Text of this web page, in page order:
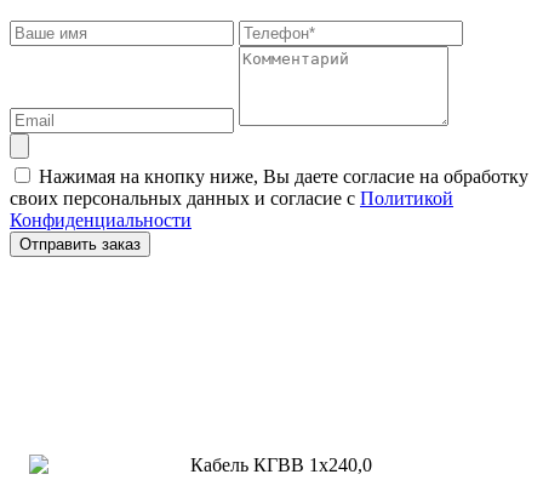
Нажимая на кнопку ниже, Вы даете согласие на обработку
своих персональных данных и согласие с Политикой
Конфиденциальности
Отправить заказ